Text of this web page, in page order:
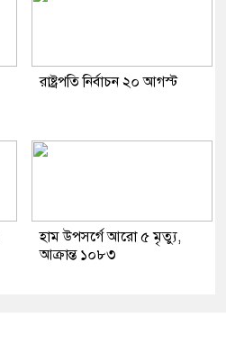
রাষ্ট্রপতি নির্বাচন ২০ আগস্ট
হাম উপসর্গে আরো ৫ মৃত্যু,
আক্রান্ত ১০৮৩